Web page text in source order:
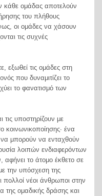
κάθε ομάδας αποτελούν
του πλήθους
οι ομάδες να χάσουν
τις συχνές
εξωθεί τις ομάδες στη
που δυναμιτίζει το
το φανατισμό των
υποστηρίζουν με
ένα
μπορούν να ενταχθούν
λοιπών ενδιαφερόντων
το άτομο έκθετο σε
την υπόσχεση της
πολλοί νέοι άνθρωποι στην
της ομαδικής δράσης και